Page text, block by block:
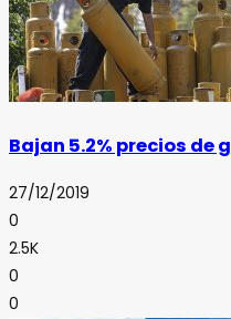
Bajan 5.2% precios de
27/12/2019
0
2.5K
0
0